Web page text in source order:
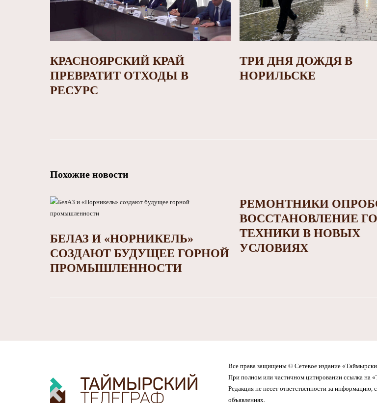
КРАСНОЯРСКИЙ КРАЙ
ПРЕВРАТИТ ОТХОДЫ В
РЕСУРС
ТРИ ДНЯ ДОЖДЯ В
НОРИЛЬСКЕ
Похожие новости
БЕЛАЗ И «НОРНИКЕЛЬ»
СОЗДАЮТ БУДУЩЕЕ ГОРНОЙ
ПРОМЫШЛЕННОСТИ
РЕМОНТНИКИ
ВОССТАНОВЛЕНИЕ
ТЕХНИКИ В НОВЫХ
УСЛОВИЯХ
Все права защищены © Сетевое издание
При полном или частичном цитировании ссылка на
Редакция не несет ответственности за
объявлениях.